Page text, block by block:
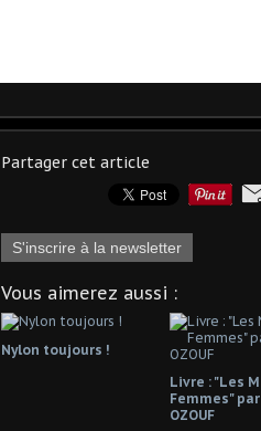
Partager cet article
S'inscrire à la newsletter
Vous aimerez aussi :
Nylon toujours !
Livre : "Les
Femmes"
OZOUF